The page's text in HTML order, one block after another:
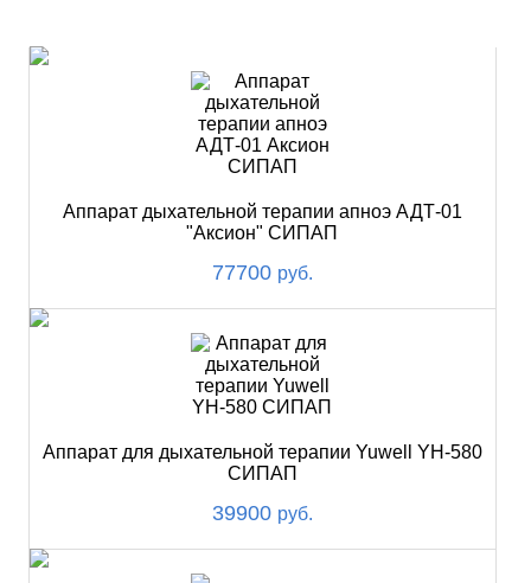
Аппарат дыхательной терапии апноэ АДТ-01
"Аксион" СИПАП
77700 руб.
Аппарат для дыхательной терапии Yuwell YH-580
СИПАП
39900 руб.